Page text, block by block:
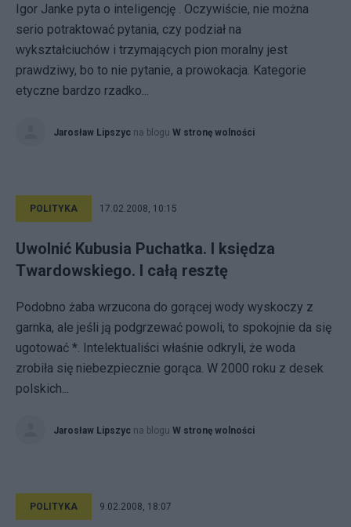
Igor Janke pyta o inteligencję . Oczywiście, nie można
serio potraktować pytania, czy podział na
wykształciuchów i trzymających pion moralny jest
prawdziwy, bo to nie pytanie, a prowokacja. Kategorie
etyczne bardzo rzadko...
Jarosław Lipszyc na blogu W stronę wolności
POLITYKA 17.02.2008, 10:15
Uwolnić Kubusia Puchatka. I księdza
Twardowskiego. I całą resztę
Podobno żaba wrzucona do gorącej wody wyskoczy z
garnka, ale jeśli ją podgrzewać powoli, to spokojnie da się
ugotować *. Intelektualiści właśnie odkryli, że woda
zrobiła się niebezpiecznie gorąca. W 2000 roku z desek
polskich...
Jarosław Lipszyc na blogu W stronę wolności
POLITYKA 9.02.2008, 18:07